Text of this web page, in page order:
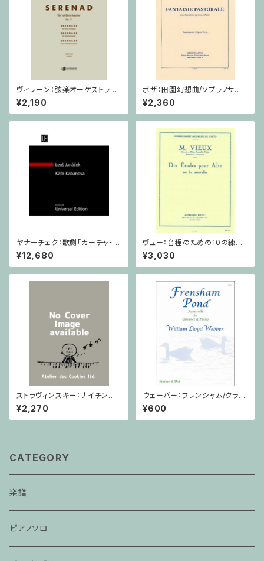
ヴィレーン：弦楽オーケストラの
ための セレナード Op.11 / ミ
ニチュアスコア
¥2,190
ボザ：田園幻想曲/ソプラノサク
ソフォーン・ピアノ
¥2,360
ヤナーチェク：歌劇「カーチャ・カ
ヴァノヴァー」 / フルスコア
¥12,680
ヴュー：音程のための10の練習
/ ヴィオラ
¥3,030
ストラヴィンスキー：ナイチンゲ
ールの歌・中国の行進曲 / ヴァ
イオリン・ピアノ
¥2,270
ウェーバー：フレンシャム/クラリ
ネット・ピアノ
¥600
CATEGORY
楽譜
ピアノソロ